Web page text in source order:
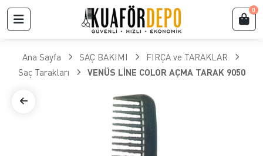
0
Ana Sayfa SAÇ BAKIMI
FIRÇA ve TARAKLAR
​Saç Tarakları
VENÜS LİNE COLOR AÇMA TARAK 9050